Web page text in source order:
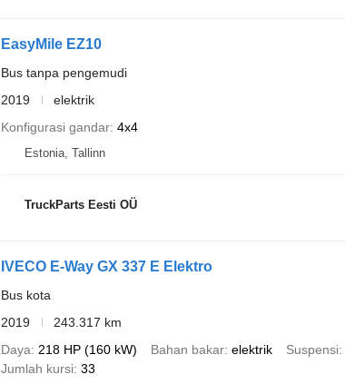
EasyMile EZ10
Bus tanpa pengemudi
2019
elektrik
Konfigurasi gandar 4x4
Estonia, Tallinn
TruckParts Eesti OÜ
IVECO E-Way GX 337 E Elektro
Bus kota
2019
243.317 km
Daya
218 HP (160 kW) Bahan bakar elektrik Suspensi
Jumlah kursi 33